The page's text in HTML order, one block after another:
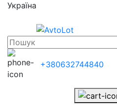
Українa
+380632744840